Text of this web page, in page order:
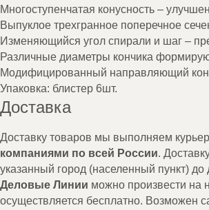
Многоступенчатая конусность –
Выпуклое трехгранное поперечное
Изменяющийся угол спирали и шаг –
Различные диаметры кончика
Модифицированный направляющий
Упаковка: блистер 6шт.
Доставка
Доставку товаров мы выполняем
компаниями по всей России.
указанный город (населенный пункт)
Деловые Линии можно произвести на
осуществляется бесплатно. Возможен